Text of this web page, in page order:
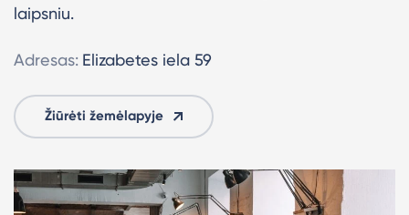
laipsniu.
Adresas: Elizabetes iela 59
Žiūrėti žemėlapyje